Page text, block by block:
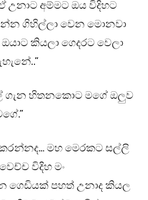
උනාට අම්මට ඔය විදිහට
ගිහිල්ලා වෙන මොනවා
කියලා ගෙදරට වෙලා
ගැන හිතනකොට මගේ ඔලුව
මහ මෙරකට සල්ලි
විදිහ මං
පහත් උනාද කියල